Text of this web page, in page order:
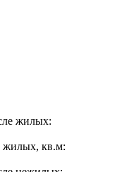
жилых:
кв.м: